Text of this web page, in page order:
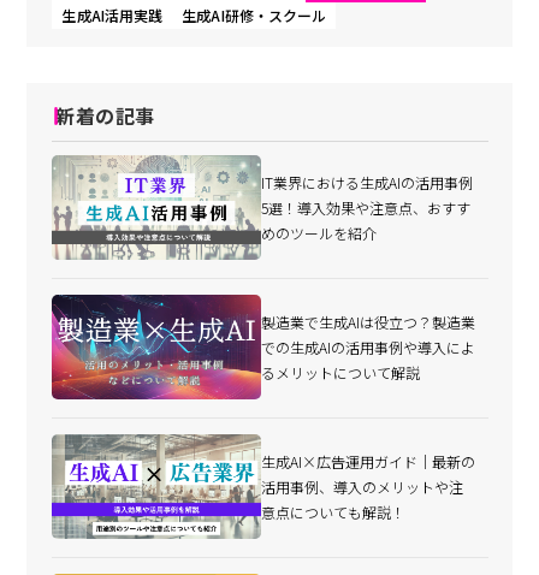
生成AI活用実践
生成AI研修・スクール
新着の記事
IT業界における生成AIの活用事例
5選！導入効果や注意点、おすす
めのツールを紹介
製造業で生成AIは役立つ？製造業
での生成AIの活用事例や導入によ
るメリットについて解説
生成AI×広告運用ガイド｜最新の
活用事例、導入のメリットや注
意点についても解説！